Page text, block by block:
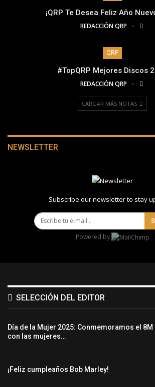
¡QRP Te Desea Feliz Año
REDACCIÓN QRP
QRP
#TopQRP Mejores Discos
REDACCIÓN QRP
CARGAR MÁS NOTAS
NEWSLETTER
Subscribe our newsletter to stay
Powered by
SELECCIÓN DEL EDITOR
Día de la Mujer 2025: Conmemoramos el 8M
con las mujeres…
¡Feliz cumpleaños Bob Marley!